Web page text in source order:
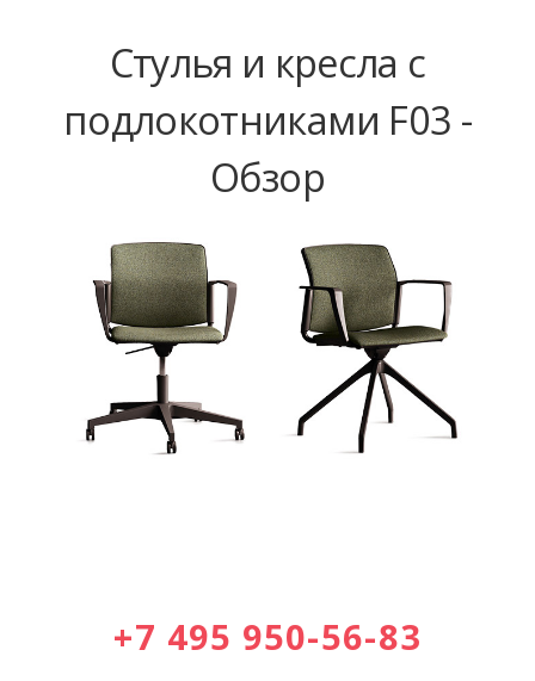
Стулья и кресла с
подлокотниками F03 -
Обзор
+7 495 950-56-83